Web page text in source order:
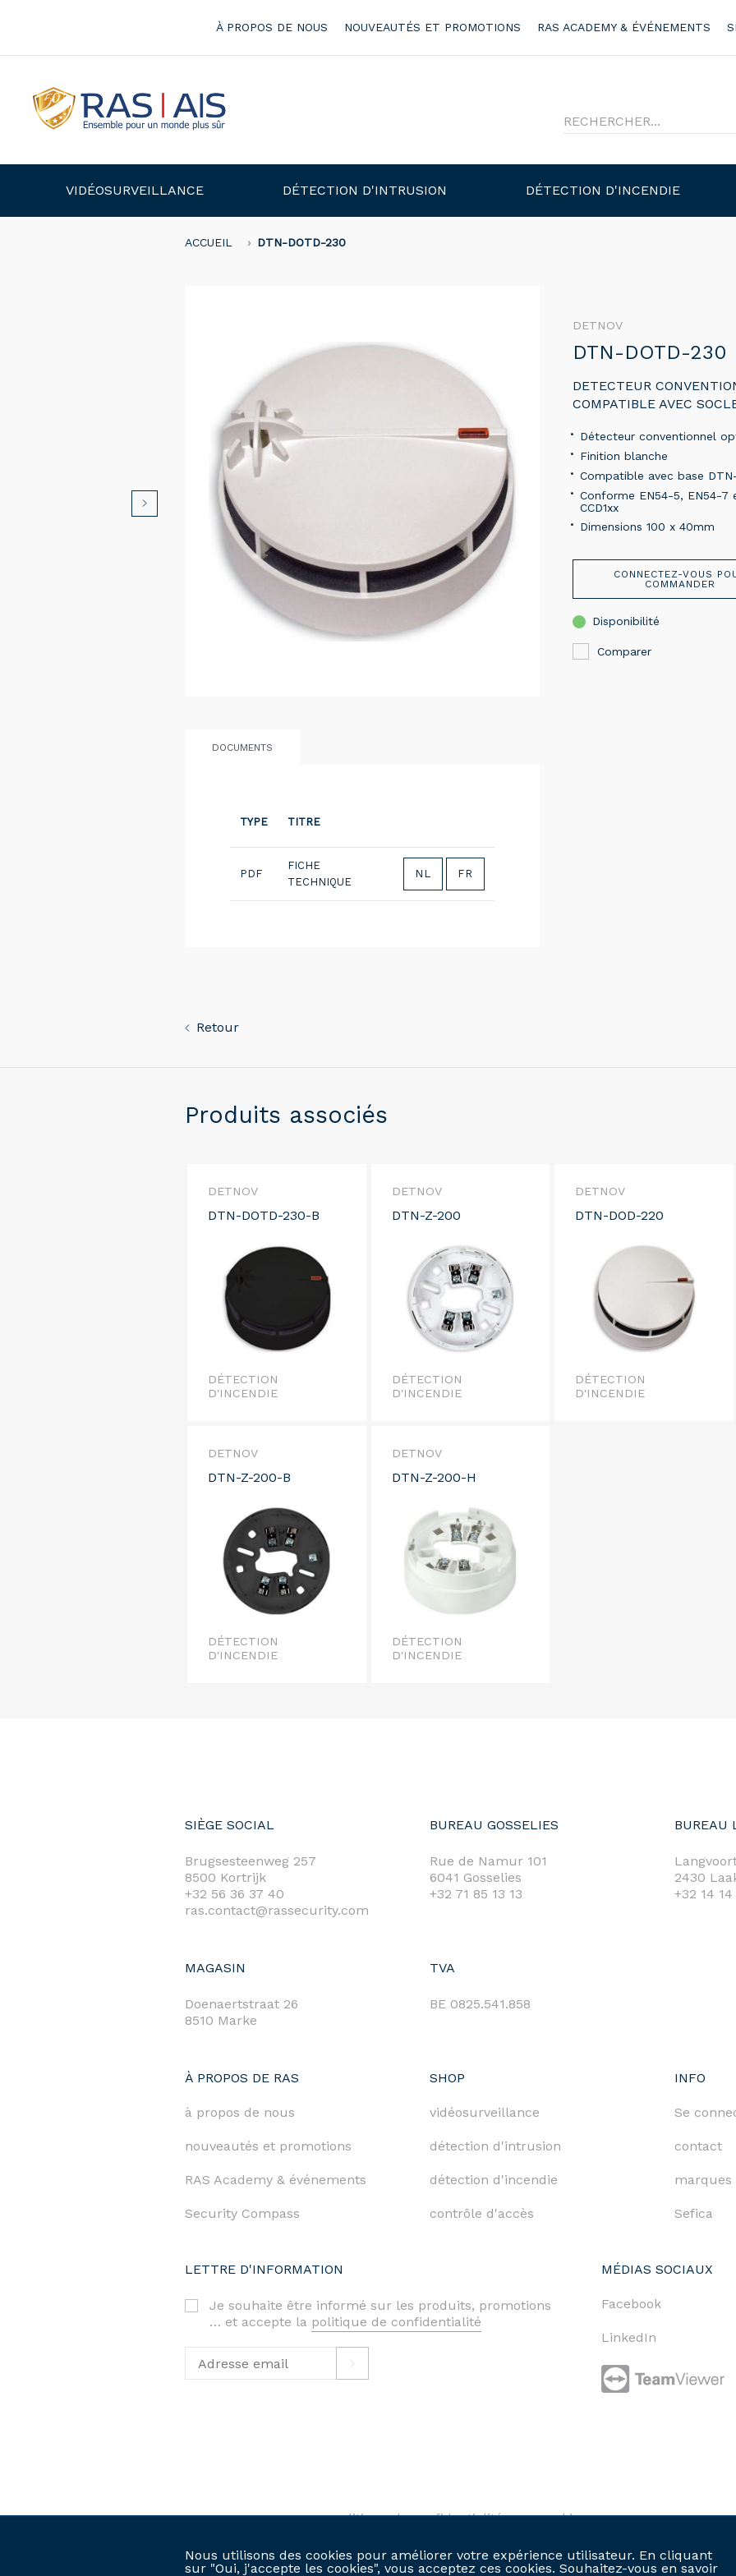
À PROPOS DE NOUS NOUVEAUTÉS ET PROMOTIONS RAS ACADEMY & ÉVÉNEMENTS
VIDÉOSURVEILLANCE DÉTECTION D'INTRUSION DÉTECTION D'INCENDIE
ACCUEIL DTN-DOTD-230
DOCUMENTS
TYPE TITRE
PDF
FICHE
TECHNIQUE
NL FR
DETNOV
DTN-DOTD-230
DETECTEUR
COMPATIBLE AVEC
Détecteur conventionnel
Finition blanche
Compatible avec base
Conforme EN54-5, EN54-7
CCD1xx
Dimensions 100 x 40mm
CONNECTEZ-VOUS
COMMANDER
Disponibilité
Comparer
Retour
Produits associés
DETNOV
DTN-DOTD-230-B
DÉTECTION
D'INCENDIE
DETNOV
DTN-Z-200
DÉTECTION
D'INCENDIE
DETNOV
DTN-DOD-220
DÉTECTION
D'INCENDIE
DETNOV
DTN-Z-200-B
DÉTECTION
D'INCENDIE
DETNOV
DTN-Z-200-H
DÉTECTION
D'INCENDIE
Nous utilisons des cookies pour améliorer votre expérience utilisateur. En cliquant
sur "Oui, j'accepte les cookies", vous acceptez ces cookies. Souhaitez-vous en savoir
SIÈGE SOCIAL
Brugsesteenweg 257
8500 Kortrijk
+32 56 36 37 40
ras.contact@rassecurity.com
BUREAU GOSSELIES
Rue de Namur 101
6041 Gosselies
+32 71 85 13 13
BUREAU
2430
+32 14 14
MAGASIN
Doenaertstraat 26
8510 Marke
TVA
BE 0825.541.858
À PROPOS DE RAS
à propos de nous
nouveautés et promotions
RAS Academy & événements
Security Compass
SHOP
vidéosurveillance
détection d'intrusion
détection d'incendie
contrôle d'accès
INFO
Se
contact
marques
Sefica
LETTRE D'INFORMATION
Je souhaite être informé sur les produits, promotions
… et accepte la politique de confidentialité
MÉDIAS SOCIAUX
Facebook
LinkedIn
©2026. RAS bv-srl politique de confidentialité cookies
termes et conditions